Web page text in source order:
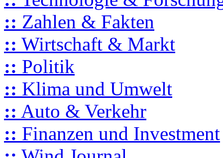
:: Zahlen & Fakten
:: Wirtschaft & Markt
:: Politik
:: Klima und Umwelt
:: Auto & Verkehr
:: Finanzen und Investment